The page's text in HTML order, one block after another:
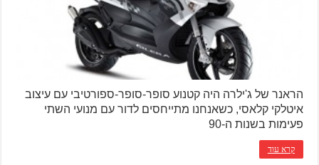
הראנר של ג'ילרה היה קטנוע סופר-סופר-ספורטיבי עם עיצוב
איטלקי קלאסי, כשאנחנו מתייחסים לדור עם מנועי השתי
פעימות בשנות ה-90
קרא עוד